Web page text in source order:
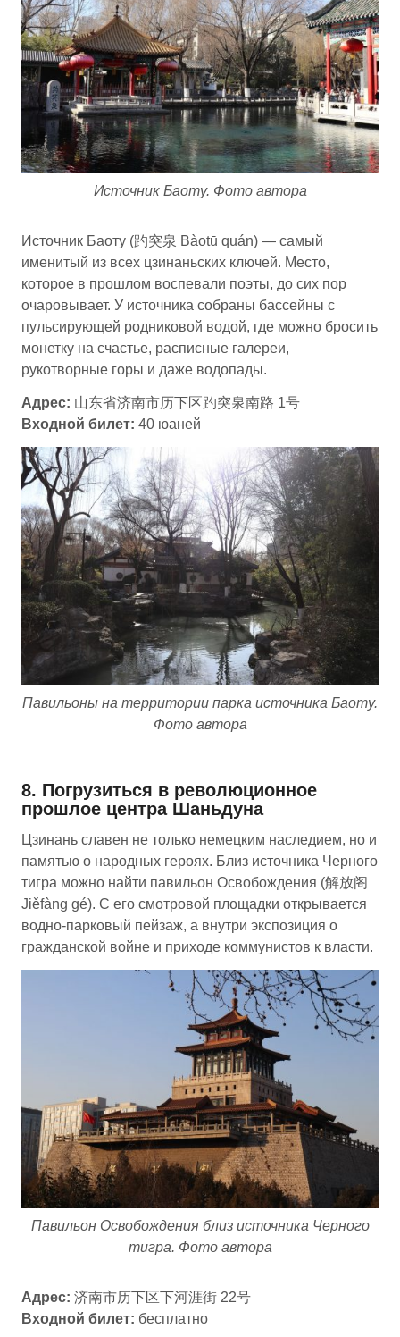
Источник Баоту. Фото автора
Источник Баоту (趵突泉 Bàotū quán) — самый
именитый из всех цзинаньских ключей. Место,
которое в прошлом воспевали поэты, до сих пор
очаровывает. У источника собраны бассейны с
пульсирующей родниковой водой, где можно бросить
монетку на счастье, расписные галереи,
рукотворные горы и даже водопады.
Адрес: 山东省济南市历下区趵突泉南路 1号
Входной билет: 40 юаней
Павильоны на территории парка источника Баоту.
Фото автора
8. Погрузиться в революционное
прошлое центра Шаньдуна
Цзинань славен не только немецким наследием, но и
памятью о народных героях. Близ источника Черного
тигра можно найти павильон Освобождения (解放阁
Jiěfàng gé). С его смотровой площадки открывается
водно-парковый пейзаж, а внутри экспозиция о
гражданской войне и приходе коммунистов к власти.
Павильон Освобождения близ источника Черного
тигра. Фото автора
Адрес: 济南市历下区下河涯街 22号
Входной билет: бесплатно